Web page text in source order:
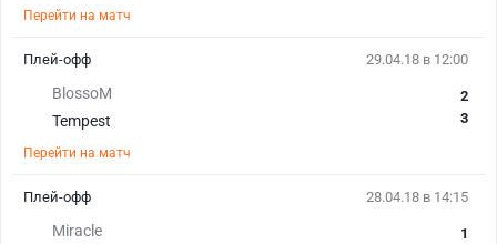
Перейти на матч
29.04.18 в 12:00
BlossoM
Tempest
2
3
Перейти на матч
Плей-офф
28.04.18 в 14:15
Miracle
1
Плей-офф